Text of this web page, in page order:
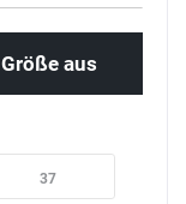
aus
37